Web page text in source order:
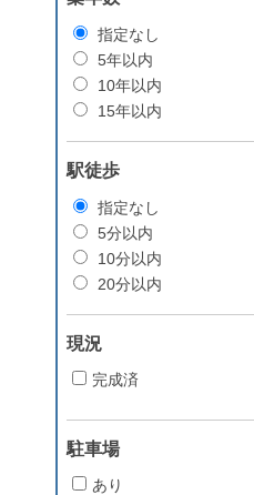
指定なし
5年以内
10年以内
15年以内
駅徒歩
指定なし
5分以内
10分以内
20分以内
現況
完成済
駐車場
あり